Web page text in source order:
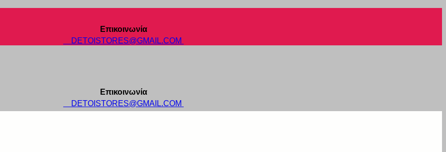
Επικοινωνία
DETOISTORES@GMAIL.COM
Επικοινωνία
DETOISTORES@GMAIL.COM